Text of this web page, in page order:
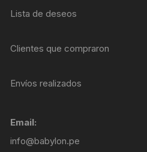
Lista de deseos
Clientes que compraron
Envíos realizados
Email:
info@babylon.pe